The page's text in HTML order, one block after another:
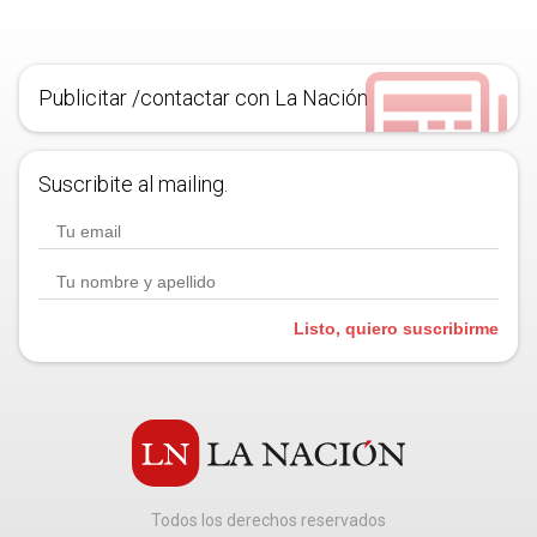
Publicitar /contactar con La Nación
Suscribite al mailing.
Listo, quiero suscribirme
Todos los derechos reservados